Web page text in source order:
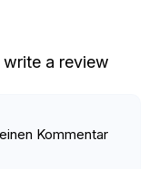
a review
Kommentar